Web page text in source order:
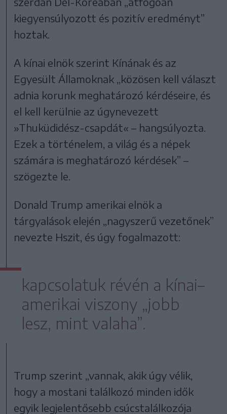
kiegyensúlyozott és pozitív eredményt”
hoztak.
A kínai elnök szerint Kínának és az
Egyesült Államoknak „közösen kell választ
adnia korunk meghatározó kérdéseire, és
el kell kerülnie az úgynevezett
»Thuküdidész-csapdát« – hangsúlyozta.
Ezek a történelem, a világ és a népek
számára is meghatározó kérdések” –
szögezte le.
Donald Trump amerikai elnök a
tárgyalások elején „nagyszerű vezetőnek”
nevezte Hszit, és úgy fogalmazott:
kapcsolatuk révén a kínai–
amerikai viszony „jobb
lesz, mint valaha”.
Trump szerint „vannak, akik úgy vélik,
hogy a mostani találkozó minden idők
egyik legjelentősebb csúcstalálkozója